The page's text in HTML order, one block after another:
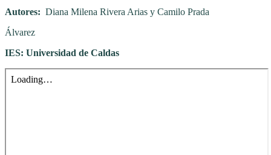
Autores: Diana Milena Rivera Arias y Camilo Prada
Álvarez
IES: Universidad de Caldas